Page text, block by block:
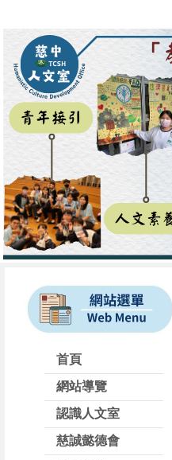
首頁
網站導覽
認識人文室
慈誠懿德會